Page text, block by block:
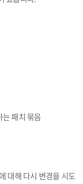
패치 묶음
대해 다시 변경을 시도